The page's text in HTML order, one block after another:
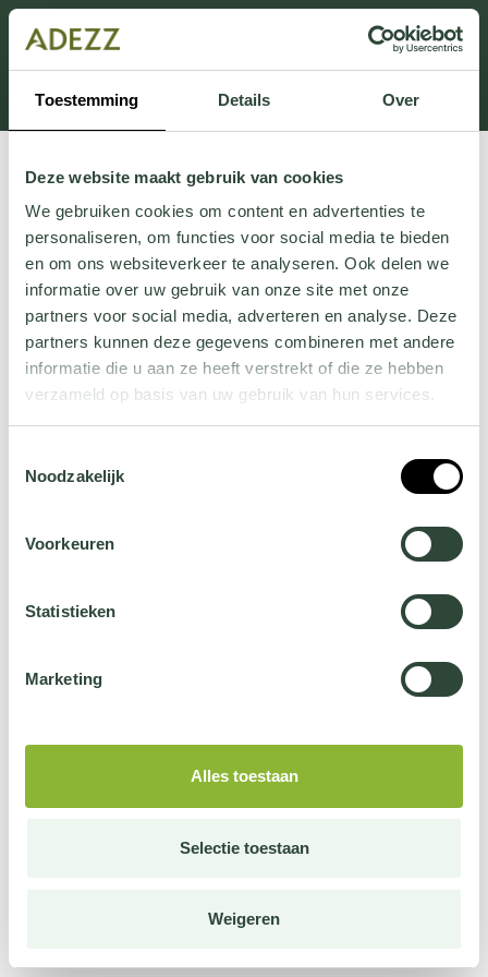
Toestemming Details Over
Deze website maakt gebruik van cookies
We gebruiken cookies om content en advertenties te
personaliseren, om functies voor social media te bieden
en om ons websiteverkeer te analyseren. Ook delen we
informatie over uw gebruik van onze site met onze
partners voor social media, adverteren en analyse. Deze
partners kunnen deze gegevens combineren met andere
informatie die u aan ze heeft verstrekt of die ze hebben
verzameld op basis van uw gebruik van hun services.
jehier.
Noodzakelijk
Voorkeuren
Statistieken
Marketing
Alles toestaan
Selectie toestaan
Weigeren
Dit onderdeel is momenteel in onderhoud.
Als je informatie mist kun je ons bellen +31 413 274
168 of mailen
Customersupport@adezz.com.